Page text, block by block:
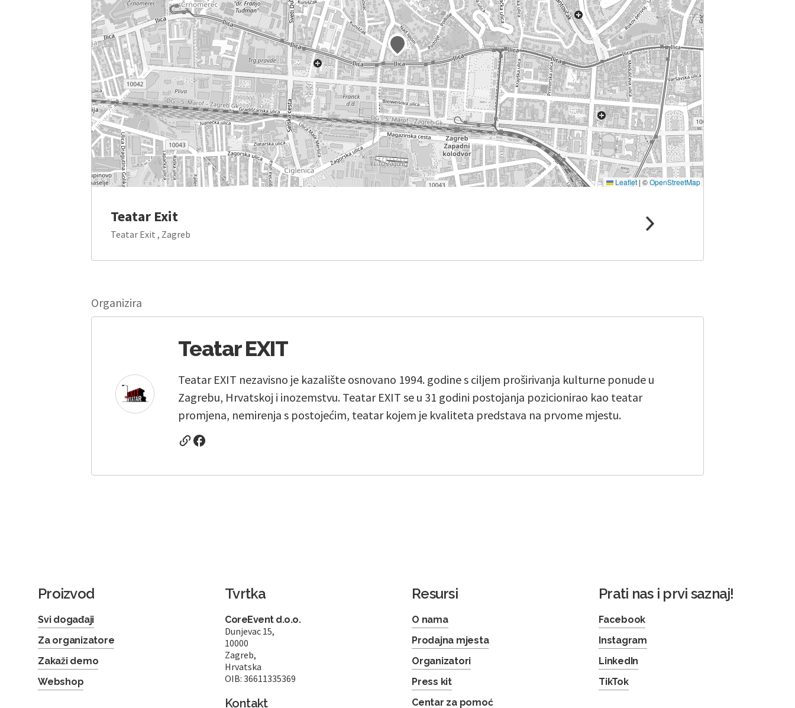
Leaflet | ©OpenStreetMap
Teatar Exit
Teatar Exit , Zagreb
Organizira
Teatar EXIT
Teatar EXIT nezavisno je kazalište osnovano 1994. godine s ciljem proširivanja kulturne ponude u
Zagrebu, Hrvatskoj i inozemstvu. Teatar EXIT se u 31 godini postojanja pozicionirao kao teatar
promjena, nemirenja s postojećim, teatar kojem je kvaliteta predstava na prvome mjestu.
Proizvod
Svi događaji
Za organizatore
Zakaži demo
Webshop
Tvrtka
CoreEvent d.o.o.
Dunjevac 15,
10000
Zagreb,
Hrvatska
OIB: 36611335369
Kontakt
Resursi
O nama
Prodajna mjesta
Organizatori
Press kit
Centar za pomoć
Prati nas i prvi saznaj!
Facebook
Instagram
LinkedIn
TikTok